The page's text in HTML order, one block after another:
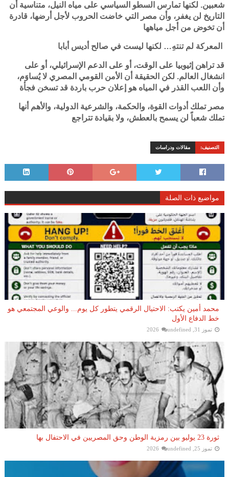
شعبين. لكنها تمارس السطو السياسي على مياه النيل، متناسية أن
التاريخ لن يغفر، وأن مصر التي خاضت الحروب لأجل أرضها، قادرة
أن تخوض من أجل مياهها
المعركة لم تنتهِ… لكنها ليست في صالح أديس أبابا
قد تراهن إثيوبيا على الوقت، أو على الدعم الإسرائيلي، أو على
انشغال العالم. لكن الحقيقة أن الأمن القومي المصري لا يُساوَم،
وأن اللعب القذر في المياه هو إعلان حرب باردة قد تسخن فجأة
مصر تملك أدوات القوة، والحكمة، والشرعية الدولية، والأهم أنها
تملك شعباً لن يسمح بالعطش، ولا بقيادة تتراجع
التصنيف: مقالات ودراسات
مواضيع ذات الصلة
محمد أمين يكتب: الاحتيال الرقمي يتطور كل يوم... والوعي المجتمعي هو
خط الدفاع الأول
تموز 31, 2026 undefined
ثورة 23 يوليو بين رمزية الوطن وحق المصريين في الاحتفال بها
تموز 25, 2026 undefined